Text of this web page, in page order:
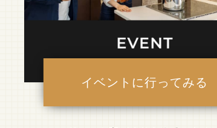
イベントに行ってみる